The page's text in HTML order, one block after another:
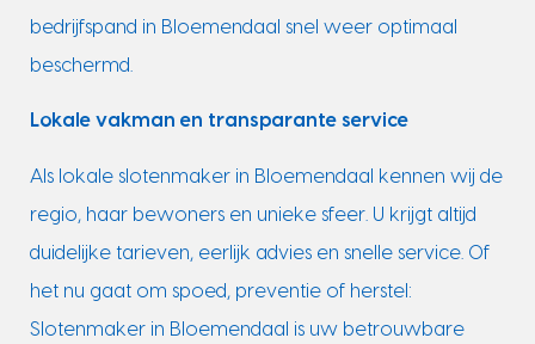
bedrijfspand in Bloemendaal snel weer optimaal
beschermd.
Lokale vakman en transparante service
Als lokale slotenmaker in Bloemendaal kennen wij de
regio, haar bewoners en unieke sfeer. U krijgt altijd
duidelijke tarieven, eerlijk advies en snelle service. Of
het nu gaat om spoed, preventie of herstel:
Slotenmaker in Bloemendaal is uw betrouwbare